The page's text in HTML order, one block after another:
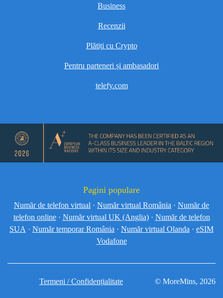
Business
Recenzii
Plătiți cu Crypto
Pentru parteneri și ambasadori
telefy.com
Pagini populare
Număr de telefon virtual · Număr virtual România · Număr de
telefon online · Număr virtual UK (Anglia) · Număr de telefon
SUA · Număr temporar România · Număr virtual Olanda · eSIM
Vodafone
Termeni / Confidențialitate © MoreMins, 2026